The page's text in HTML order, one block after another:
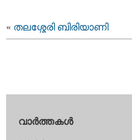
« തലശ്ശേരി ബിരിയാണി
വാര്‍ത്തകള്‍